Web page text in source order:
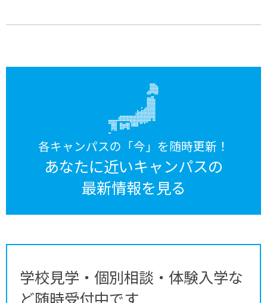
各キャンパスの「今」を随時更新！
あなたに近いキャンパスの
最新情報を見る
学校見学・個別相談・体験入学な
ど随時受付中です